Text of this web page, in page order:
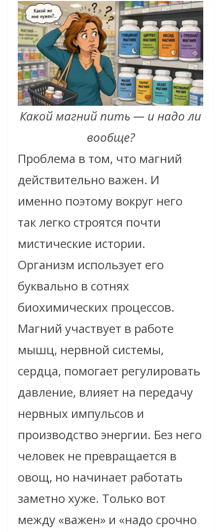
Какой магний пить — и надо ли
вообще?
Проблема в том, что магний
действительно важен. И
именно поэтому вокруг него
так легко строятся почти
мистические истории.
Организм использует его
буквально в сотнях
биохимических процессов.
Магний участвует в работе
мышц, нервной системы,
сердца, помогает регулировать
давление, влияет на передачу
нервных импульсов и
производство энергии. Без него
человек не превращается в
овощ, но начинает работать
заметно хуже. Только вот
между «важен» и «надо срочно